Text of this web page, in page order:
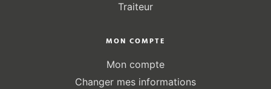
Traiteur
MON COMPTE
Mon compte
Changer mes informations